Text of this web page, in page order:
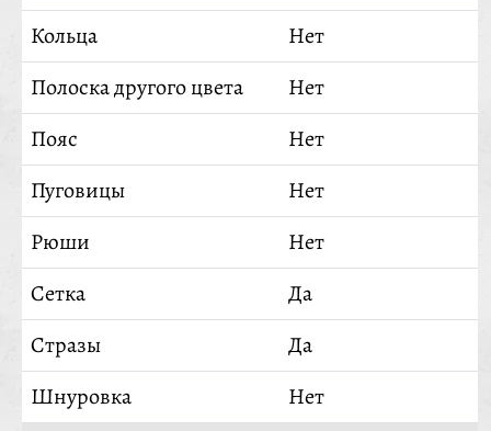
Кольца
Нет
Полоска другого цвета
Нет
Пояс
Нет
Пуговицы
Нет
Рюши
Нет
Сетка
Да
Стразы
Да
Шнуровка
Нет